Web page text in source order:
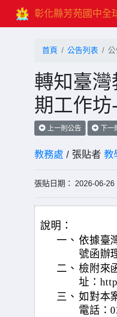
彰化縣芳苑國中全
首頁 公告列表
轉知臺
期工作
上一則公告 下一
教務處 / 張貼者 教
張貼日期： 2026-06-
說明：
一、 依據臺
號函辦
二、 檢附來
址：
三、 如對本
電話：